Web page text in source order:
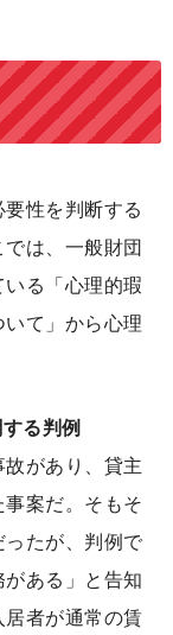
性を判断する
は、一般財団
る「心理的瑕
て」から心理
る判例
があり、貸主
案だ。そもそ
ったが、判例で
ある」と告知
者が通常の賃